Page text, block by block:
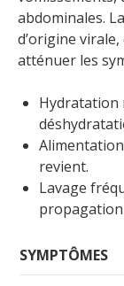
abdominales.
d’origine
atténuer les
Hydratation
revient.
Lavage
propagation
SYMPTÔMES